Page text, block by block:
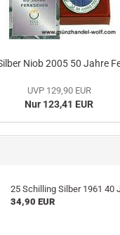
Niob 2005 50 Jahre
UVP 129,90 EUR
Nur 123,41 EUR
25 Schilling Silber 1961 40
34,90 EUR